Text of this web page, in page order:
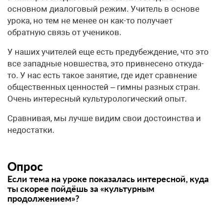
основном диалоговый режим. Учитель в основе
урока, но тем не менее он как-то получает
обратную связь от учеников.
У наших учителей еще есть предубеждение, что это
все западные новшества, это привнесено откуда-
то. У нас есть такое занятие, где идет сравнение
общественных ценностей – гимны разных стран.
Очень интересный культурологический опыт.
Сравнивая, мы лучше видим свои достоинства и
недостатки.
Опрос
Если тема на уроке показалась интересной, куда
ты скорее пойдёшь за «культурным
продолжением»?